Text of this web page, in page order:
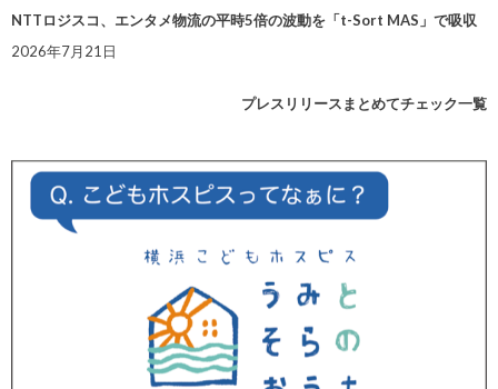
NTTロジスコ、エンタメ物流の平時5倍の波動を「t-Sort MAS」で吸収
2026年7月21日
プレスリリースまとめてチェック一覧